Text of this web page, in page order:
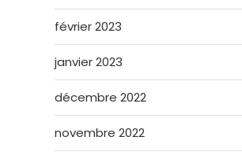
février 2023
janvier 2023
décembre 2022
novembre 2022